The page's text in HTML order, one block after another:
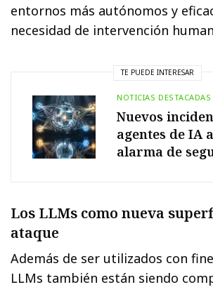
entornos más autónomos y
necesidad de intervención
TE PUEDE INTERESAR
NOTICIAS DESTACADAS
Nuevos
agentes de IA
alarma de
Los LLMs como nueva
ataque
Además de ser utilizados con
LLMs también están siendo